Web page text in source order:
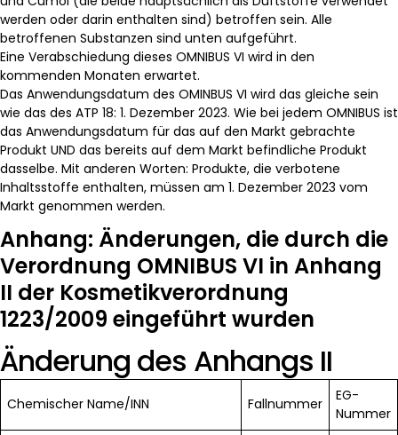
werden oder darin enthalten sind) betroffen sein. Alle
betroffenen Substanzen sind unten aufgeführt.
Eine Verabschiedung dieses OMNIBUS VI wird in den
kommenden Monaten erwartet.
Das Anwendungsdatum des OMINBUS VI wird das gleiche sein
wie das des ATP 18: 1. Dezember 2023. Wie bei jedem OMNIBUS ist
das Anwendungsdatum für das auf den Markt gebrachte
Produkt UND das bereits auf dem Markt befindliche Produkt
dasselbe. Mit anderen Worten: Produkte, die verbotene
Inhaltsstoffe enthalten, müssen am 1. Dezember 2023 vom
Markt genommen werden.
Anhang: Änderungen, die durch die
Verordnung OMNIBUS VI in Anhang
II der Kosmetikverordnung
1223/2009 eingeführt wurden
Änderung des Anhangs II
Chemischer Name/INN Fallnummer
EG-
Nummer